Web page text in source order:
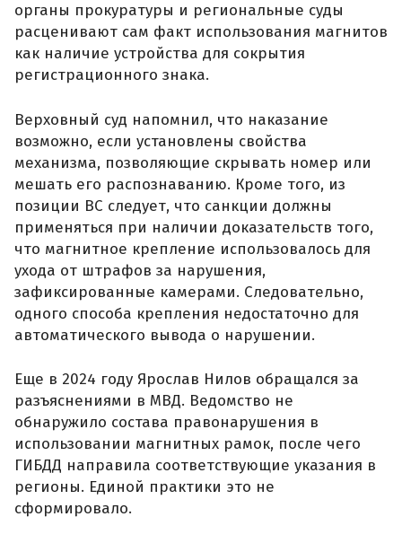
органы прокуратуры и региональные суды
расценивают сам факт использования магнитов
как наличие устройства для сокрытия
регистрационного знака.
Верховный суд напомнил, что наказание
возможно, если установлены свойства
механизма, позволяющие скрывать номер или
мешать его распознаванию. Кроме того, из
позиции ВС следует, что санкции должны
применяться при наличии доказательств того,
что магнитное крепление использовалось для
ухода от штрафов за нарушения,
зафиксированные камерами. Следовательно,
одного способа крепления недостаточно для
автоматического вывода о нарушении.
Еще в 2024 году Ярослав Нилов обращался за
разъяснениями в МВД. Ведомство не
обнаружило состава правонарушения в
использовании магнитных рамок, после чего
ГИБДД направила соответствующие указания в
регионы. Единой практики это не
сформировало.